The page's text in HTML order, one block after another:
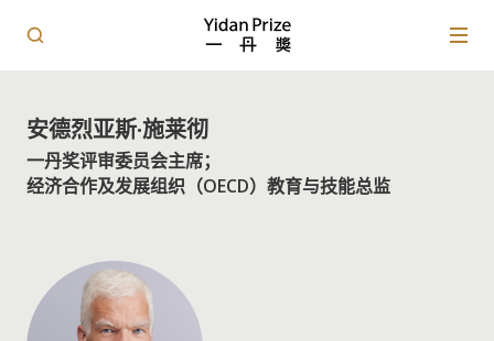
安德烈亚斯·施莱彻
一丹奖评审委员会主席；
经济合作及发展组织（OECD）教育与技能总监